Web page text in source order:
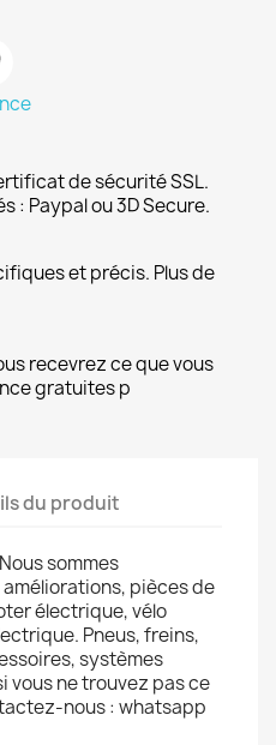
de sécurité SSL.
: Paypal ou 3D Secure.
et précis. Plus de
recevrez ce que vous
gratuites p
du produit
sommes
pièces de
électrique, vélo
Pneus, freins,
systèmes
vous ne trouvez pas ce
nous : whatsapp